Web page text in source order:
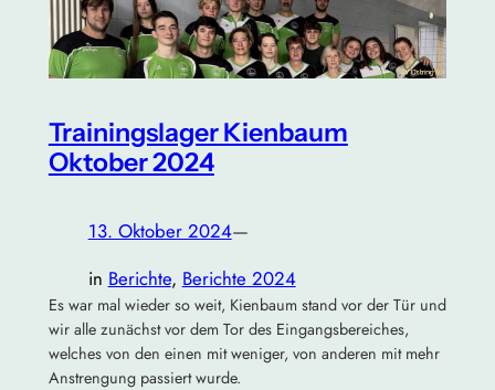
Trainingslager Kienbaum
Oktober 2024
13. Oktober 2024—
in Berichte, Berichte 2024
Es war mal wieder so weit, Kienbaum stand vor der Tür und
wir alle zunächst vor dem Tor des Eingangsbereiches,
welches von den einen mit weniger, von anderen mit mehr
Anstrengung passiert wurde.